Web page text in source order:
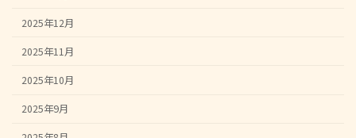
2025年12月
2025年11月
2025年10月
2025年9月